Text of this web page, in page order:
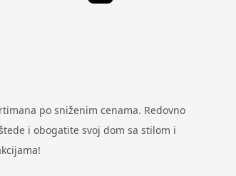
po sniženim cenama. Redovno
i obogatite svoj dom sa stilom i